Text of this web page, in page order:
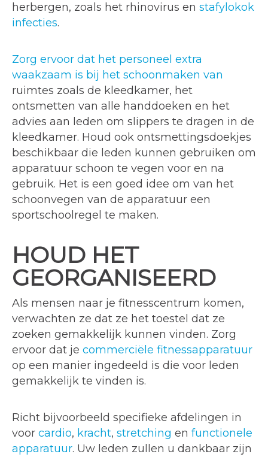
herbergen, zoals het rhinovirus en stafylokok
infecties.
Zorg ervoor dat het personeel extra
waakzaam is bij het schoonmaken van
ruimtes zoals de kleedkamer, het
ontsmetten van alle handdoeken en het
advies aan leden om slippers te dragen in de
kleedkamer. Houd ook ontsmettingsdoekjes
beschikbaar die leden kunnen gebruiken om
apparatuur schoon te vegen voor en na
gebruik. Het is een goed idee om van het
schoonvegen van de apparatuur een
sportschoolregel te maken.
HOUD HET
GEORGANISEERD
Als mensen naar je fitnesscentrum komen,
verwachten ze dat ze het toestel dat ze
zoeken gemakkelijk kunnen vinden. Zorg
ervoor dat je commerciële fitnessapparatuur
op een manier ingedeeld is die voor leden
gemakkelijk te vinden is.
Richt bijvoorbeeld specifieke afdelingen in
voor cardio, kracht, stretching en functionele
apparatuur. Uw leden zullen u dankbaar zijn